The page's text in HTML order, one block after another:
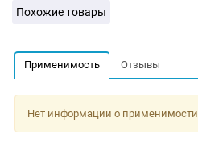
Похожие товары
Применимость Отзывы
Нет информации о применимости